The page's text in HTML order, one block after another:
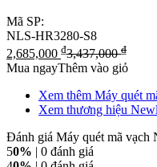
Mã SP:
NLS-HR3280-S8
2,685,000 ₫3,437,000₫
Mua ngayThêm vào giỏ
Xem thêm Máy quét
Xem thương hiệu
Đánh giá Máy quét mã
50% | 0 đánh giá